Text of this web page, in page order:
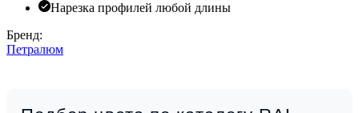
Нарезка профилей любой длины
Бренд:
Петралюм